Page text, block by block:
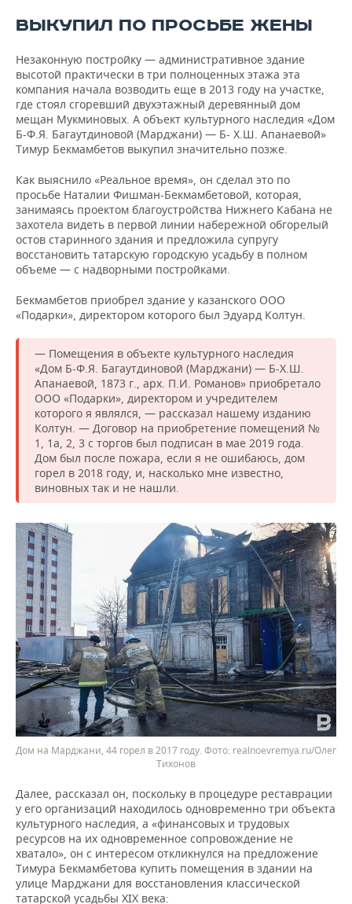
ВЫКУПИЛ ПО ПРОСЬБЕ ЖЕНЫ
Незаконную постройку — административное здание
высотой практически в три полноценных этажа эта
компания начала возводить еще в 2013 году на участке,
где стоял сгоревший двухэтажный деревянный дом
мещан Мукминовых. А объект культурного наследия «Дом
Б-Ф.Я. Багаутдиновой (Марджани) — Б- Х.Ш. Апанаевой»
Тимур Бекмамбетов выкупил значительно позже.
Как выяснило «Реальное время», он сделал это по
просьбе Наталии Фишман-Бекмамбетовой, которая,
занимаясь проектом благоустройства Нижнего Кабана не
захотела видеть в первой линии набережной обгорелый
остов старинного здания и предложила супругу
восстановить татарскую городскую усадьбу в полном
объеме — с надворными постройками.
Бекмамбетов приобрел здание у казанского ООО
«Подарки», директором которого был Эдуард Колтун.
— Помещения в объекте культурного наследия
«Дом Б-Ф.Я. Багаутдиновой (Марджани) — Б-Х.Ш.
Апанаевой, 1873 г., арх. П.И. Романов» приобретало
ООО «Подарки», директором и учредителем
которого я являлся, — рассказал нашему изданию
Колтун. — Договор на приобретение помещений №
1, 1а, 2, 3 с торгов был подписан в мае 2019 года.
Дом был после пожара, если я не ошибаюсь, дом
горел в 2018 году, и, насколько мне известно,
виновных так и не нашли.
Дом на Марджани, 44 горел в 2017 году.
realnoevremya.ru/Олег
Тихонов
Далее, рассказал он, поскольку в процедуре реставрации
у его организаций находилось одновременно три объекта
культурного наследия, а «финансовых и трудовых
ресурсов на их одновременное сопровождение не
хватало», он с интересом откликнулся на предложение
Тимура Бекмамбетова купить помещения в здании на
улице Марджани для восстановления классической
татарской усадьбы XIX века: